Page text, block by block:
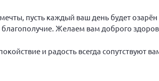
пусть каждый ваш день будет
благополучие. Желаем вам доброго
и радость всегда сопутствуют